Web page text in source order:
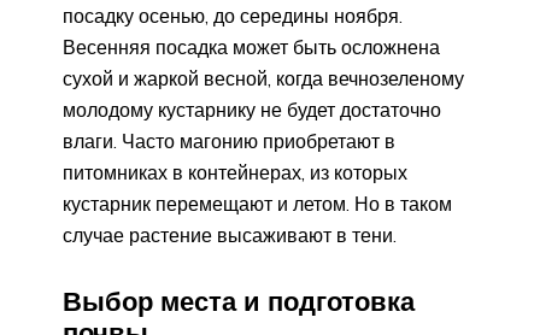
посадку осенью, до середины ноября.
Весенняя посадка может быть осложнена
сухой и жаркой весной, когда вечнозеленому
молодому кустарнику не будет достаточно
влаги. Часто магонию приобретают в
питомниках в контейнерах, из которых
кустарник перемещают и летом. Но в таком
случае растение высаживают в тени.
Выбор места и подготовка